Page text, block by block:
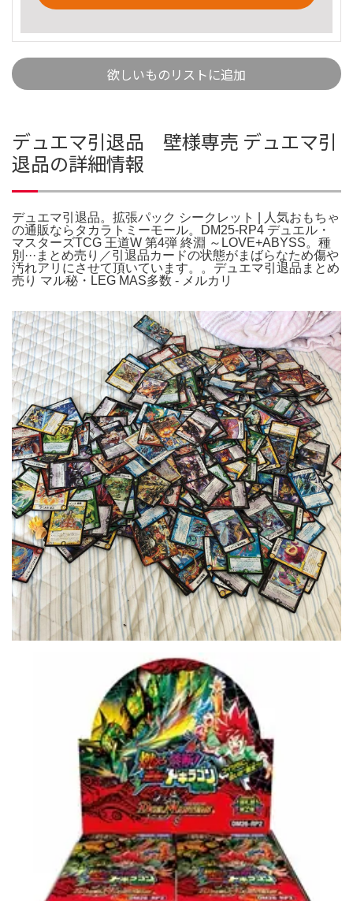
欲しいものリストに追加
デュエマ引退品 壁様専売 デュエマ引
退品の詳細情報
デュエマ引退品。拡張パック シークレット | 人気おもちゃ
の通販ならタカラトミーモール。DM25-RP4 デュエル・
マスターズTCG 王道W 第4弾 終淵 ～LOVE+ABYSS。種
別···まとめ売り／引退品カードの状態がまばらなため傷や
汚れアリにさせて頂いています。。デュエマ引退品まとめ
売り マル秘・LEG MAS多数 - メルカリ